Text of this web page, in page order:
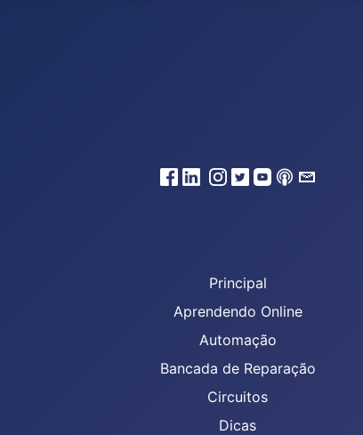
Principal
Aprendendo Online
Automação
Bancada de Reparação
Circuitos
Dicas